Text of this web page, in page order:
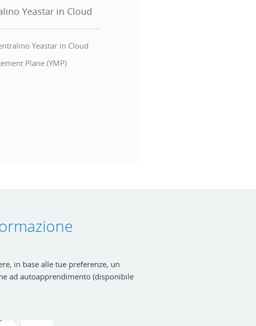
Yeastar in Cloud
Yeastar in Cloud
Plane (YMP)
in base alle tue preferenze, un
ad autoapprendimento (disponibile